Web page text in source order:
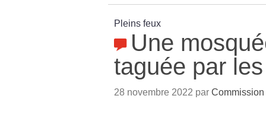
Pleins feux
Une
taguée par
28 novembre 2022 par